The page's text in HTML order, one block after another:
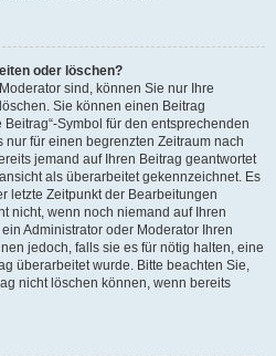
oder löschen?
sind, können Sie nur Ihre
Sie können einen Beitrag
Symbol für den entsprechenden
für einen begrenzten Zeitraum nach
jemand auf Ihren Beitrag geantwortet
als überarbeitet gekennzeichnet. Es
letzte Zeitpunkt der Bearbeitungen
nicht, wenn noch niemand auf Ihren
Administrator oder Moderator Ihren
jedoch, falls sie es für nötig halten, eine
überarbeitet wurde. Bitte beachten Sie,
nicht löschen können, wenn bereits